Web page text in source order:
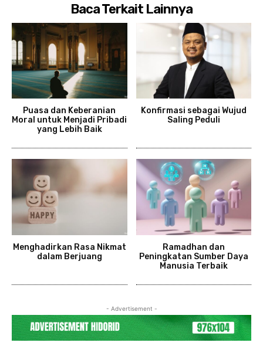
Baca Terkait Lainnya
Puasa dan Keberanian
Moral untuk Menjadi Pribadi
yang Lebih Baik
Konfirmasi sebagai Wujud
Saling Peduli
Menghadirkan Rasa Nikmat
dalam Berjuang
Ramadhan dan
Peningkatan Sumber Daya
Manusia Terbaik
- Advertisement -